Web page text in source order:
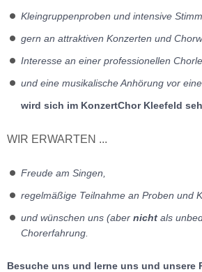
Kleingruppenproben und intensive
gern an attraktiven Konzerten und
Interesse an einer professionellen
und eine musikalische Anhörung vor
wird sich im KonzertChor Kleefeld
WIR ERWARTEN ...
Freude am Singen,
regelmäßige Teilnahme an Proben und
und wünschen uns (aber nicht als
Chorerfahrung.
Besuche uns und lerne uns und unsere